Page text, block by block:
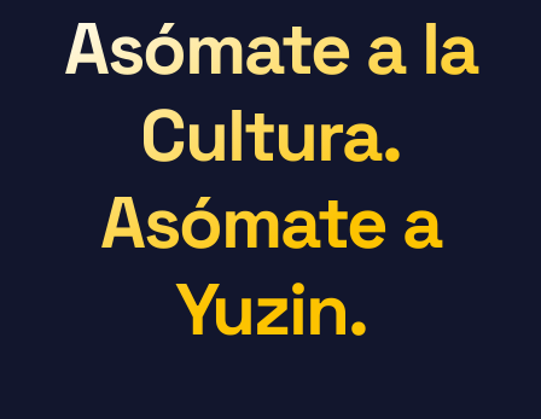
Asómate a la
Cultura.
Asómate a
Yuzin.